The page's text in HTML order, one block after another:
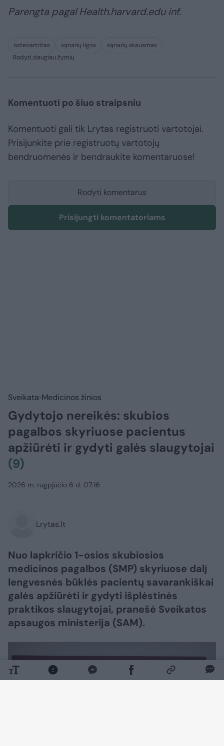
Parengta pagal Health.harvard.edu inf.
osteoartritas sąnarių ligos
sąnarių skausmas
Rodyti daugiau žymių
Komentuoti po šiuo straipsniu
Komentuoti gali tik Lrytas registruoti vartotojai.
Prisijunkite prie registruotų vartotojų
bendruomenės ir bendraukite komentaruose!
Rodyti komentarus
Prisijungti komentatoriams
Sveikata Medicinos žinios
Gydytojo nereikės: skubios
pagalbos skyriuose pacientus
apžiūrėti ir gydyti galės slaugytojai
(9)
2026 m. rugpjūčio 6 d. 07:16
Lrytas.lt
Nuo lapkričio 1-osios skubiosios
medicinos pagalbos (SMP) skyriuose dalį
lengvesnės būklės pacientų savarankiškai
galės apžiūrėti ir gydyti išplėstinės
praktikos slaugytojai, pranešė Sveikatos
apsaugos ministerija (SAM).